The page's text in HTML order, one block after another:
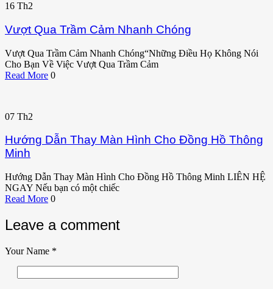
16 Th2
Vượt Qua Trầm Cảm Nhanh Chóng
Vượt Qua Trầm Cảm Nhanh Chóng“Những Điều Họ Không Nói
Cho Bạn Về Việc Vượt Qua Trầm Cảm
Read More 0
07 Th2
Hướng Dẫn Thay Màn Hình Cho Đồng Hồ Thông
Minh
Hướng Dẫn Thay Màn Hình Cho Đồng Hồ Thông Minh LIÊN HỆ
NGAY Nếu bạn có một chiếc
Read More 0
Leave a comment
Your Name *